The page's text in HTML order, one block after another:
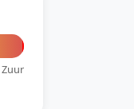
Zuur